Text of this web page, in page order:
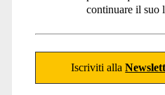
continuare il suo
Iscriviti alla